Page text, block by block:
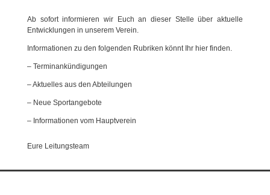
Ab sofort informieren wir Euch an dieser Stelle über aktuelle
Entwicklungen in unserem Verein.
Informationen zu den folgenden Rubriken könnt Ihr hier finden.
– Terminankündigungen
– Aktuelles aus den Abteilungen
– Neue Sportangebote
– Informationen vom Hauptverein
Eure Leitungsteam